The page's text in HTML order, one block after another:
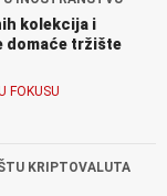
kolekcija i
domaće tržište
FOKUSU
KRIPTOVALUTA